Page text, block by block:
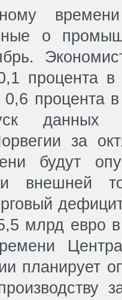
о
процента
процента
данных
за
будут
внешней
млрд евро
планирует